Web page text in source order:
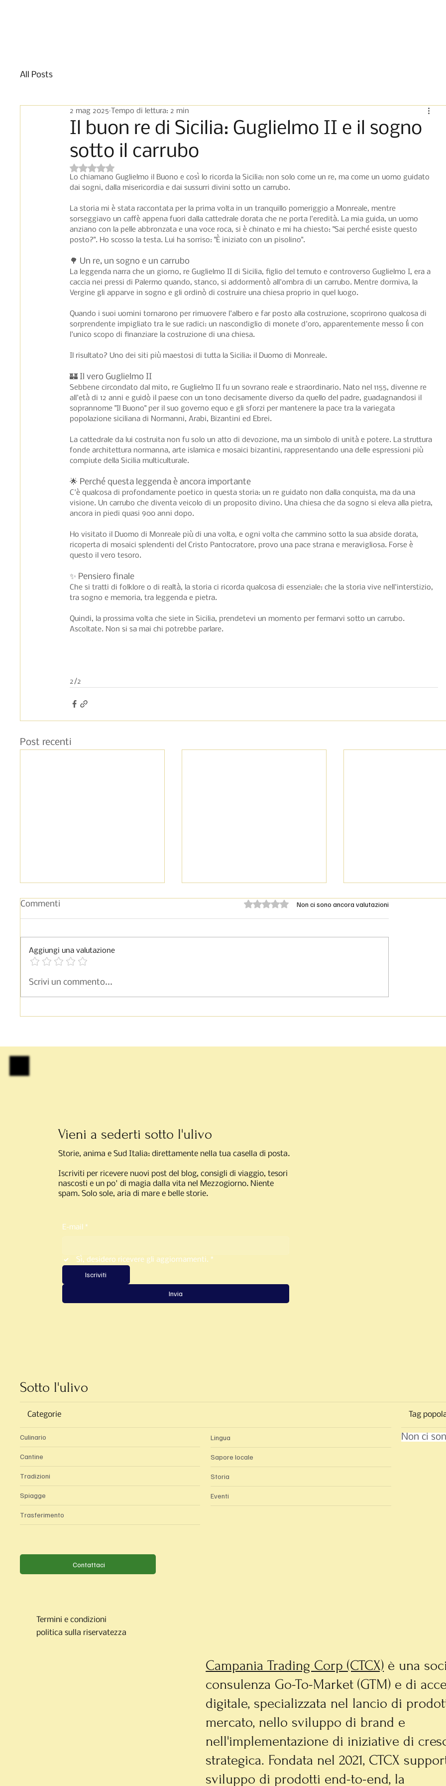
All Posts
Il buon re di Sicilia: Guglielmo II e il sogno
sotto il carrubo
2 mag 2025 Tempo di lettura: 2 min
Valutazione NaN stelle su 5.
Lo chiamano Guglielmo il Buono e così lo ricorda la Sicilia: non solo come un re, ma come un uomo guidato
dai sogni, dalla misericordia e dai sussurri divini sotto un carrubo.
La storia mi è stata raccontata per la prima volta in un tranquillo pomeriggio a Monreale, mentre
sorseggiavo un caffè appena fuori dalla cattedrale dorata che ne porta l'eredità. La mia guida, un uomo
anziano con la pelle abbronzata e una voce roca, si è chinato e mi ha chiesto: "Sai perché esiste questo
posto?". Ho scosso la testa. Lui ha sorriso: "È iniziato con un pisolino".
🌳 Un re, un sogno e un carrubo
La leggenda narra che un giorno, re Guglielmo II di Sicilia, figlio del temuto e controverso Guglielmo I, era a
caccia nei pressi di Palermo quando, stanco, si addormentò all'ombra di un carrubo. Mentre dormiva, la
Vergine gli apparve in sogno e gli ordinò di costruire una chiesa proprio in quel luogo.
Quando i suoi uomini tornarono per rimuovere l'albero e far posto alla costruzione, scoprirono qualcosa di
sorprendente impigliato tra le sue radici: un nascondiglio di monete d'oro, apparentemente messo lì con
l'unico scopo di finanziare la costruzione di una chiesa.
Il risultato? Uno dei siti più maestosi di tutta la Sicilia: il Duomo di Monreale.
🏰 Il vero Guglielmo II
Sebbene circondato dal mito, re Guglielmo II fu un sovrano reale e straordinario. Nato nel 1155, divenne re
all'età di 12 anni e guidò il paese con un tono decisamente diverso da quello del padre, guadagnandosi il
soprannome "Il Buono" per il suo governo equo e gli sforzi per mantenere la pace tra la variegata
popolazione siciliana di Normanni, Arabi, Bizantini ed Ebrei.
La cattedrale da lui costruita non fu solo un atto di devozione, ma un simbolo di unità e potere. La struttura
fonde architettura normanna, arte islamica e mosaici bizantini, rappresentando una delle espressioni più
compiute della Sicilia multiculturale.
🌟 Perché questa leggenda è ancora importante
C'è qualcosa di profondamente poetico in questa storia: un re guidato non dalla conquista, ma da una
visione. Un carrubo che diventa veicolo di un proposito divino. Una chiesa che da sogno si eleva alla pietra,
ancora in piedi quasi 900 anni dopo.
Ho visitato il Duomo di Monreale più di una volta, e ogni volta che cammino sotto la sua abside dorata,
ricoperta di mosaici splendenti del Cristo Pantocratore, provo una pace strana e meravigliosa. Forse è
questo il vero tesoro.
✨ Pensiero finale
Che si tratti di folklore o di realtà, la storia ci ricorda qualcosa di essenziale: che la storia vive nell'interstizio,
tra sogno e memoria, tra leggenda e pietra.
Quindi, la prossima volta che siete in Sicilia, prendetevi un momento per fermarvi sotto un carrubo.
Ascoltate. Non si sa mai chi potrebbe parlare.
2/2
Post recenti
Sicilia - Dolci regionali
granita
al Rum
Commenti Valutazione 0 stelle su 5.Non ci sono ancora valutazioni
Aggiungi una valutazione
Scrivi un commento...
Vieni a sederti sotto l'ulivo
Storie, anima e Sud Italia: direttamente nella tua casella di posta.
Iscriviti per ricevere nuovi post del blog, consigli di viaggio, tesori
nascosti e un po' di magia dalla vita nel Mezzogiorno. Niente
spam. Solo sole, aria di mare e belle storie.
E-mail *
Sì, desidero ricevere gli aggiornamenti. *
Iscriviti
Invia
Sotto l'ulivo
Categorie
Culinario
Cantine
Tradizioni
Spiagge
Trasferimento
Lingua
Sapore locale
Storia
Eventi
Contattaci
Tag
Non ci
Termini e condizioni
politica sulla riservatezza
Campania Trading Corp (CTCX) è una
consulenza Go-To-Market (GTM) e di
digitale, specializzata nel lancio di
mercato, nello sviluppo di brand e
nell'implementazione di iniziative di
strategica. Fondata nel 2021, CTCX
sviluppo di prodotti end-to-end, la